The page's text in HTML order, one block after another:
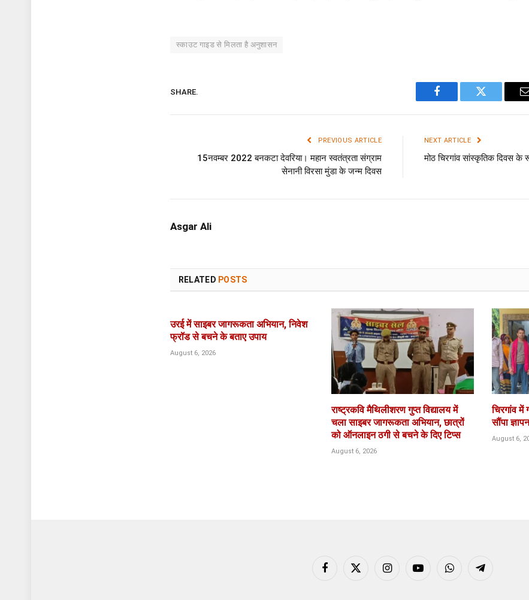
स्काउट गाइड से मिलता है अनुशासन
SHARE.
Facebook Twitter
PREVIOUS ARTICLE
15नवम्बर 2022 बनकटा देवरिया। महान स्वतंत्रता संग्राम
सेनानी विरसा मुंडा के जन्म दिवस
NEXT ARTICLE
मोठ चिरगांव सांस्कृतिक दिवस के
Asgar Ali
RELATED POSTS
उरई में साइबर जागरूकता अभियान, निवेश
फ्रॉड से बचने के बताए उपाय
August 6, 2026
राष्ट्रकवि मैथिलीशरण गुप्त विद्यालय में
चला साइबर जागरूकता अभियान, छात्रों
को ऑनलाइन ठगी से बचने के दिए टिप्स
August 6, 2026
चिरगांव
सौंपा
August 6,
Facebook
X
InstagramYouTubeWhatsAppTelegram